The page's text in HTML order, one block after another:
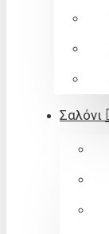
Σαλόνι